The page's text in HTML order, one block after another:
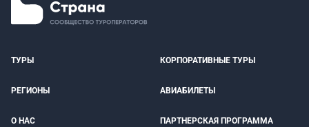
ТУРЫ КОРПОРАТИВНЫЕ ТУРЫ
РЕГИОНЫ АВИАБИЛЕТЫ
О НАС ПАРТНЕРСКАЯ ПРОГРАММА